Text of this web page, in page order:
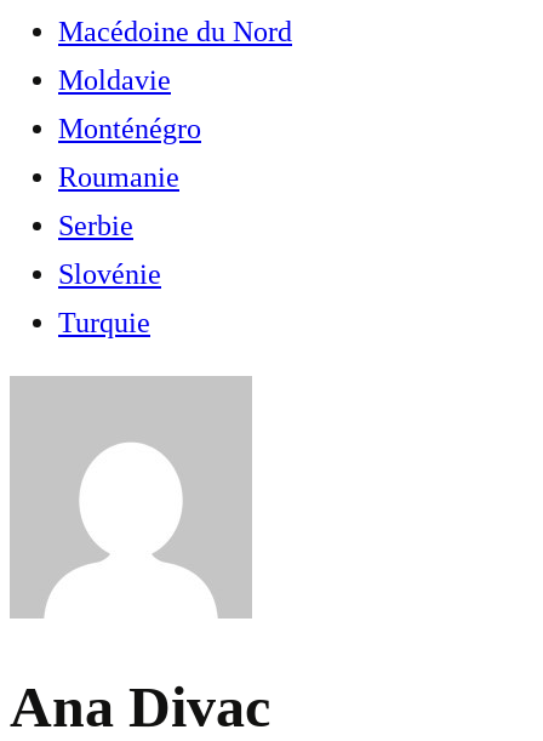
Macédoine du Nord
Moldavie
Monténégro
Roumanie
Serbie
Slovénie
Turquie
Ana Divac